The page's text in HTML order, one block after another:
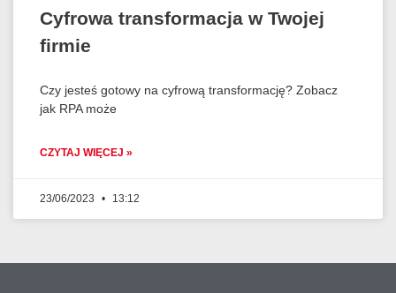
Cyfrowa transformacja w Twojej
firmie
Czy jesteś gotowy na cyfrową transformację? Zobacz
jak RPA może
CZYTAJ WIĘCEJ »
23/06/2023 13:12